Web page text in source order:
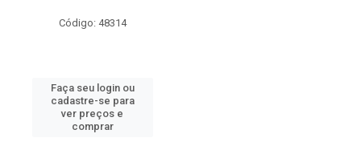
Código: 48314
Faça seu login ou
cadastre-se para
ver preços e
comprar